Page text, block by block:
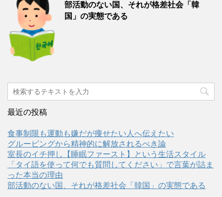
部活動のない国、それが格差社会「韓
国」の実態である
最近の投稿
食事制限も運動も嫌だが痩せたい人へ伝えたい
グルーピングから精神的に解放されるべき論
室長のイチ押し【睡眠ファースト】という生活スタイル
「タイ語を使って何でも質問してください」で言葉が詰ま
った本当の理由
部活動のない国、それが格差社会「韓国」の実態である